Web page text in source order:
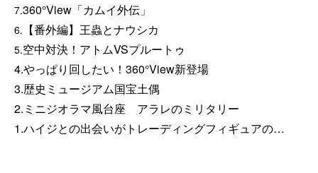
7.360°View「カムイ外伝」
6. 【番外編】王蟲とナウシカ
5.空中対決！アトムVSプルートゥ
4.やっぱり回したい！360°View新登場
3.歴史ミュージアム国宝土偶
2.ミニジオラマ風台座 アラレのミリタリー
1.ハイジとの出会いがトレーディングフィギュアの…